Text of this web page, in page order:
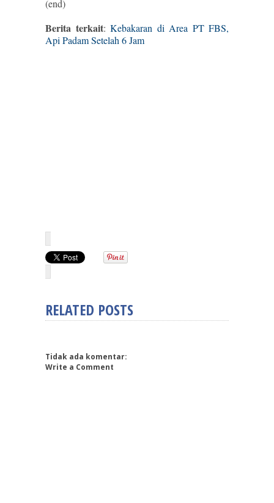
(end)
Berita terkait: Kebakaran di Area PT FBS,
Api Padam Setelah 6 Jam
RELATED POSTS
Tidak ada komentar:
Write a Comment